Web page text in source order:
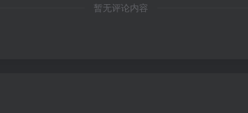
暂无评论内容